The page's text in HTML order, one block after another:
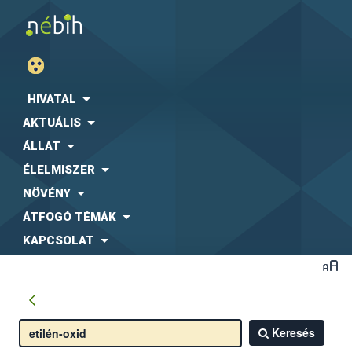
HIVATAL
AKTUÁLIS
ÁLLAT
ÉLELMISZER
NÖVÉNY
ÁTFOGÓ TÉMÁK
KAPCSOLAT
Keresés